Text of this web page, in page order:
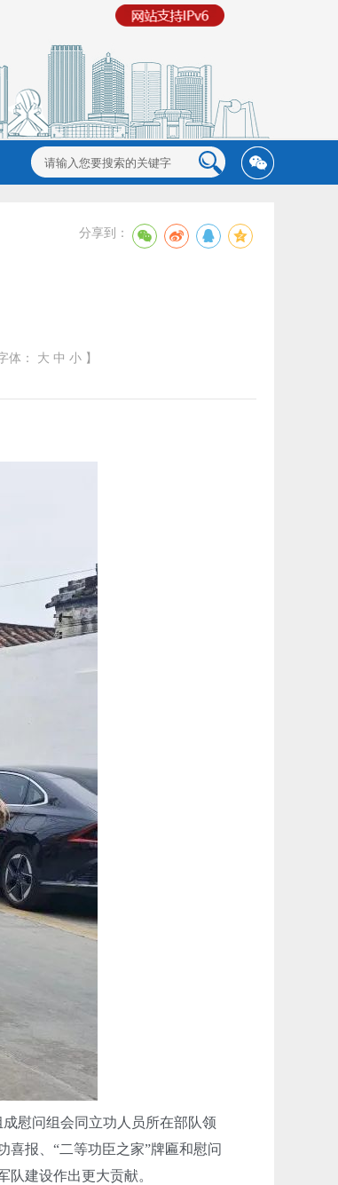
分享到：
体： 大 中 小 】
慰问组会同立功人员所在部队领
报、“二等功臣之家”牌匾和慰问
建设作出更大贡献。